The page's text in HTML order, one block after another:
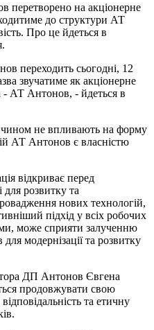
перетворено на акціонерне
до структури АТ
Про це йдеться в
переходить сьогодні, 12
звучатиме як акціонерне
- АТ Антонов, - йдеться в
не впливають на форму
АТ Антонов є власністю
відкриває перед
розвитку та
нових технологій,
підхід у всіх робочих
може сприяти залученню
модернізації та розвитку
ДП Антонов Євгена
продовжувати свою
та етичну